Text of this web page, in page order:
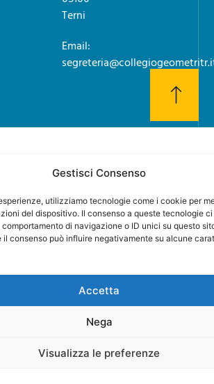
Gestisci Consenso
utilizziamo tecnologie come i cookie per
del dispositivo. Il consenso a queste tecnologie
di navigazione o ID unici su questo
il consenso può influire negativamente su alcune
Accetta
Nega
Visualizza le preferenze
Terni
Email: